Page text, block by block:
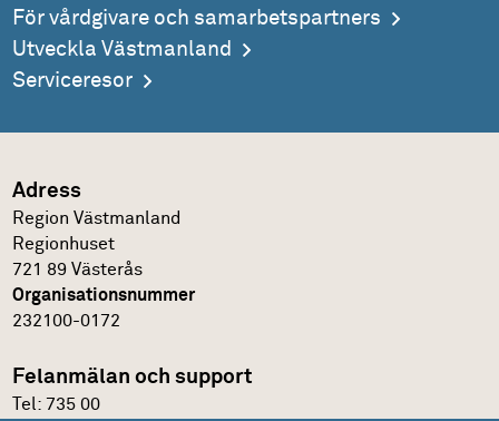
För vårdgivare och samarbetspartners
Utveckla Västmanland
Serviceresor
Adress
Region Västmanland
Regionhuset
721 89 Västerås
Organisationsnummer
232100-0172
Felanmälan och support
Tel: 735 00